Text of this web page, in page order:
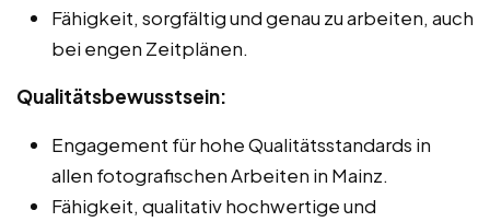
Fähigkeit, sorgfältig und genau zu arbeiten, auch
bei engen Zeitplänen.
Qualitätsbewusstsein:
Engagement für hohe Qualitätsstandards in
allen fotografischen Arbeiten in Mainz.
Fähigkeit, qualitativ hochwertige und